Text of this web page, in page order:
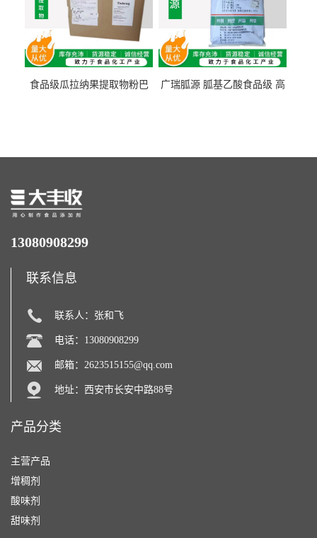
食品级瓜拉纳果提取物粉巴
广瑞胍源 胍基乙酸食品级 高
13080908299
联系信息
联系人：张和飞
电话：13080908299
邮箱： 2623515155@qq.com
地址：西安市长安中路88号
产品分类
主营产品
增稠剂
酸味剂
甜味剂